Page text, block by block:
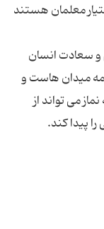
معلمان هستند
و سعادت انسان
میدان هاست و
می تواند از